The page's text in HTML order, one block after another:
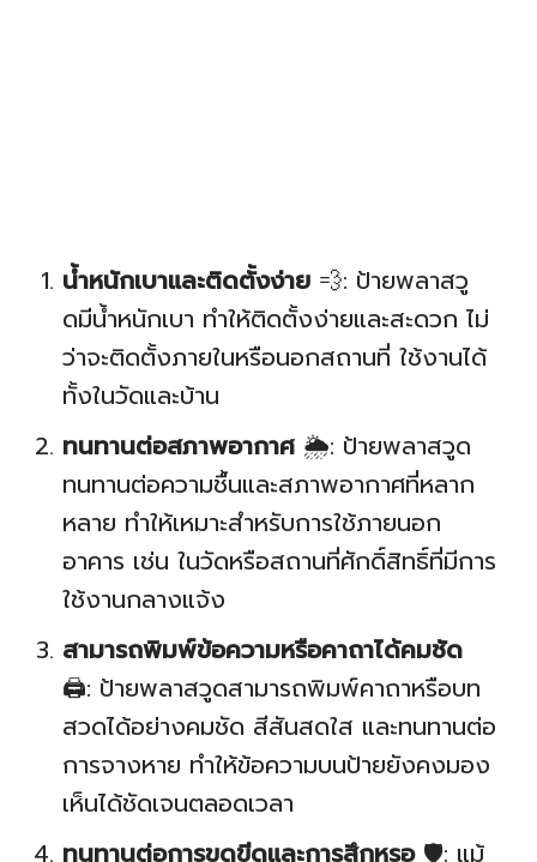
น้ำหนักเบาและติดตั้งง่าย 💨: ป้ายพลาสวู
ดมีน้ำหนักเบา ทำให้ติดตั้งง่ายและสะดวก ไม่
ว่าจะติดตั้งภายในหรือนอกสถานที่ ใช้งานได้
ทั้งในวัดและบ้าน
ทนทานต่อสภาพอากาศ🌦️: ป้ายพลาสวูด
ทนทานต่อความชื้นและสภาพอากาศที่หลาก
หลาย ทำให้เหมาะสำหรับการใช้ภายนอก
อาคาร เช่น ในวัดหรือสถานที่ศักดิ์สิทธิ์ที่มีการ
ใช้งานกลางแจ้ง
สามารถพิมพ์ข้อความหรือคาถาได้คมชัด
🖨️: ป้ายพลาสวูดสามารถพิมพ์คาถาหรือบท
สวดได้อย่างคมชัด สีสันสดใส และทนทานต่อ
การจางหาย ทำให้ข้อความบนป้ายยังคงมอง
เห็นได้ชัดเจนตลอดเวลา
ทนทานต่อการขูดขีดและการสึกหรอ🛡️: แม้